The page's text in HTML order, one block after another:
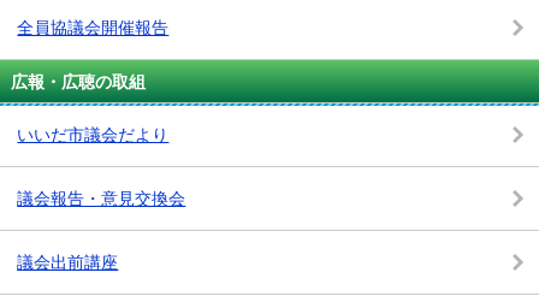
全員協議会開催報告
広報・広聴の取組
いいだ市議会だより
議会報告・意見交換会
議会出前講座